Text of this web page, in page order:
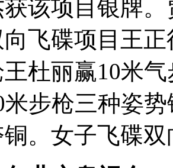
该项目银牌
飞碟项目王
杜丽赢10米
米步枪三种姿
。女子飞碟